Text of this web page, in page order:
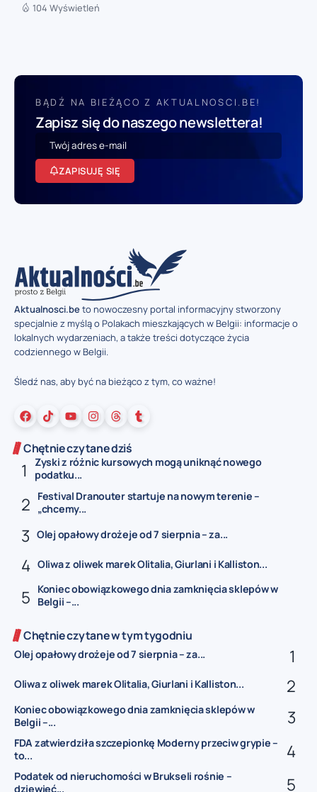
104 Wyświetleń
BĄDŹ NA BIEŻĄCO Z AKTUALNOSCI.BE!
Zapisz się do naszego newslettera!
ZAPISUJĘ SIĘ
Aktualnosci.beto nowoczesny portal informacyjny stworzony
specjalnie z myślą o Polakach mieszkających w Belgii: informacje o
lokalnych wydarzeniach, a także treści dotyczące życia
codziennego w Belgii.
Śledź nas, aby być na bieżąco z tym, co ważne!
Chętnie czytane dziś
Zyski z różnic kursowych mogą uniknąć nowego
podatku...
Festival Dranouter startuje na nowym terenie –
„chcemy...
Olej opałowy drożeje od 7 sierpnia – za...
Oliwa z oliwek marek Olitalia, Giurlani i Kalliston...
Koniec obowiązkowego dnia zamknięcia sklepów w
Belgii –...
Chętnie czytane w tym tygodniu
Olej opałowy drożeje od 7 sierpnia – za...
Oliwa z oliwek marek Olitalia, Giurlani i Kalliston...
Koniec obowiązkowego dnia zamknięcia sklepów w
Belgii –...
FDA zatwierdziła szczepionkę Moderny przeciw grypie –
to...
Podatek od nieruchomości w Brukseli rośnie –
dziewięć...